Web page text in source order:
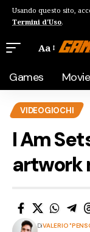
Usando questo sito,
Termini d'Uso.
Aa
Games
VIDEOGIOCHI
I Am
artwork
DiVALERIO